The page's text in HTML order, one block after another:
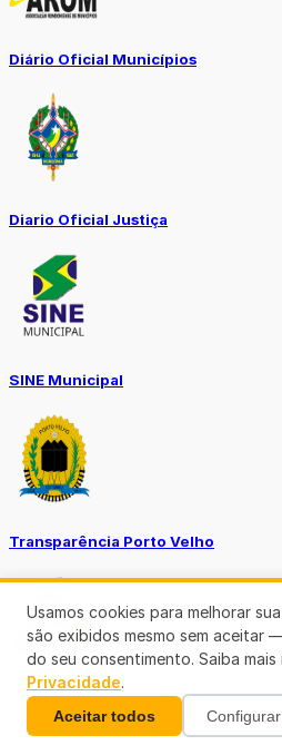
Diário Oficial Municípios
Diario Oficial Justiça
SINE Municipal
Transparência Porto Velho
SEMUSA
Usamos cookies para melhorar
são exibidos mesmo sem aceitar
do seu consentimento. Saiba mais
Privacidade.
Aceitar todos Configurar